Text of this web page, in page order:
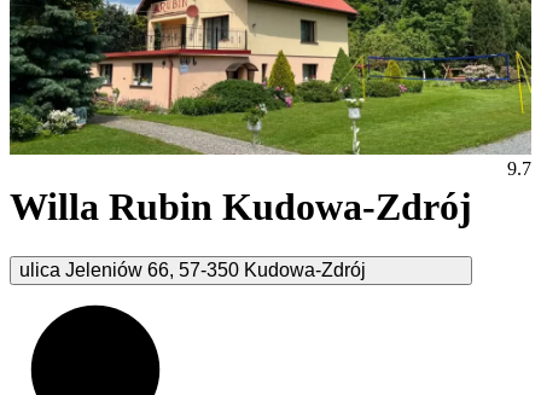
Willa Rubin Kudowa-Zdrój
ulica Jeleniów 66, 57-350 Kudowa-Zdrój
9.7